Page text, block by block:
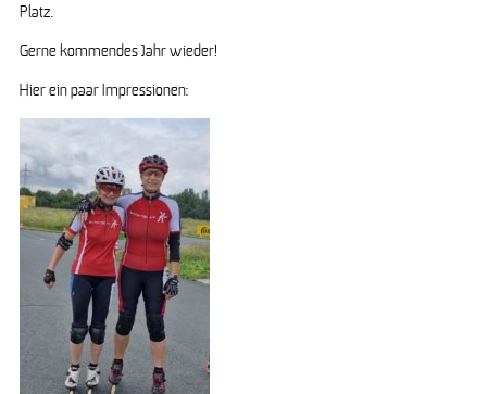
Platz.
Gerne kommendes Jahr wieder!
Hier ein paar Impressionen: